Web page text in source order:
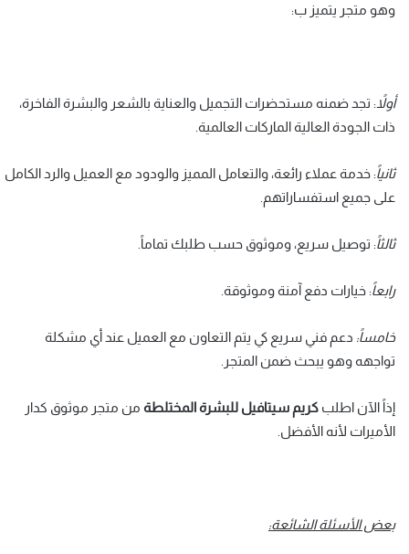
وهو متجر يتميز ب:
أولاً : تجد ضمنه مستحضرات التجميل والعناية بالشعر والبشرة الفاخرة،
ذات الجودة العالية الماركات العالمية.
ثانياً: خدمة عملاء رائعة، والتعامل المميز والودود مع العميل والرد الكامل
على جميع استفساراتهم.
ثالثاً: توصيل سريع، وموثوق حسب طلبك تماماً.
رابعاً: خيارات دفع آمنة وموثوقة.
خامساً: دعم فني سريع كي يتم التعاون مع العميل عند أي مشكلة
تواجهه وهو يبحث ضمن المتجر.
إذاً الآن اطلب كريم سيتافيل للبشرة المختلطة من متجر موثوق كدار
الأميرات لأنه الأفضل.
بعض الأسئلة الشائعة: